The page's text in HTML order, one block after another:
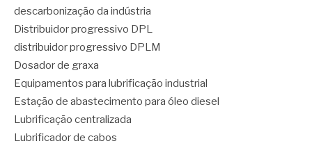
descarbonização da indústria
Distribuidor progressivo DPL
distribuidor progressivo DPLM
Dosador de graxa
Equipamentos para lubrificação industrial
Estação de abastecimento para óleo diesel
Lubrificação centralizada
Lubrificador de cabos